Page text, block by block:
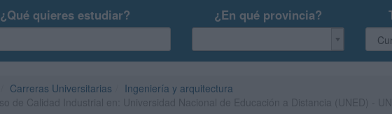
¿Qué quieres estudiar? ¿En qué provincia?
Carreras Universitarias
Ingeniería y arquitectura